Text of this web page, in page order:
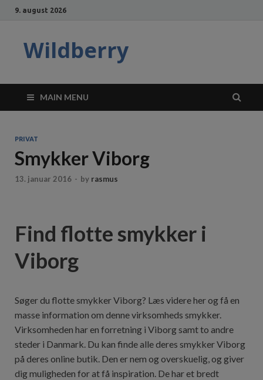
9. august 2026
Wildberry
MAIN MENU
PRIVAT
Smykker Viborg
13. januar 2016 - by rasmus
Find flotte smykker i
Viborg
Søger du flotte smykker Viborg? Læs videre her og få en
masse information om denne virksomheds smykker.
Virksomheden har en forretning i Viborg samt to andre
steder i Danmark. Du kan finde alle deres smykker Viborg
på deres online butik. Den er nem og overskuelig, og giver
dig muligheden for at få inspiration. De har et bredt